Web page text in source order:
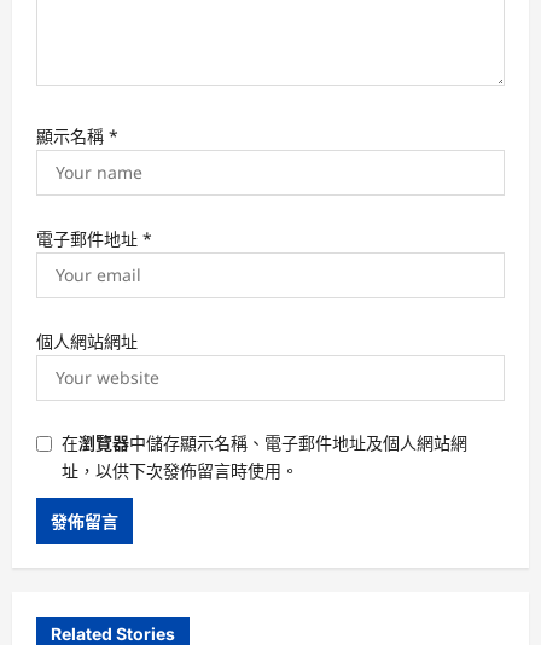
顯示名稱 *
電子郵件地址 *
個人網站網址
在瀏覽器中儲存顯示名稱、電子郵件地址及個人網站網
址，以供下次發佈留言時使用。
Related Stories